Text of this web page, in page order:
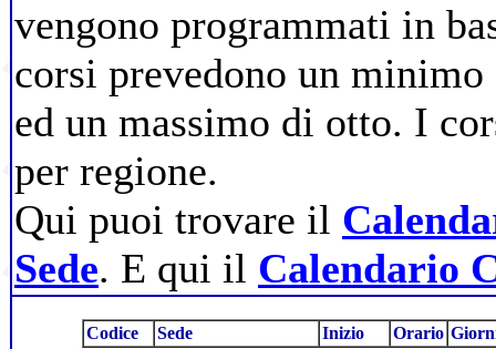
vengono programmati in
corsi prevedono un
ed un massimo di otto. I
per regione.
Qui puoi trovare il
Sede. E qui il Calendario
Codice Sede Inizio Orario